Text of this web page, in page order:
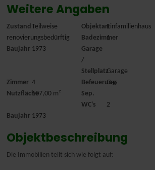
Weitere Angaben
Zustand Teilweise
renovierungsbedürftig
ObjektartEinfamilienhaus
Badezimmer
1
Baujahr 1973
Garage
/
StellplatzGarage
Zimmer 4 Befeuerung
Gas
Nutzfläche107,00 m²
Sep.
WC's
2
Baujahr 1973
Objektbeschreibung
Die Immobilien teilt sich wie folgt auf: